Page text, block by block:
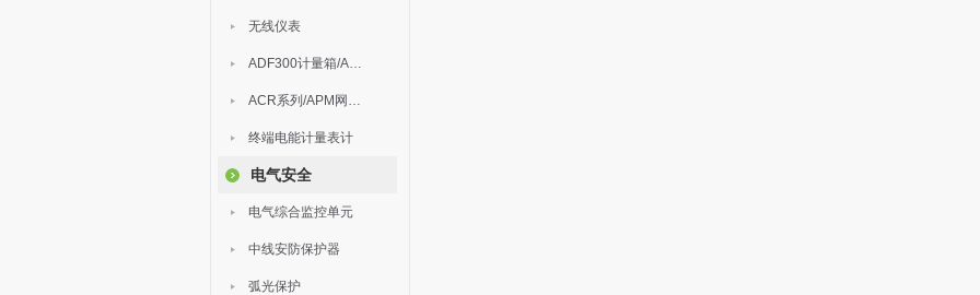
无线仪表
ADF300计量箱/AEW无线计量
ACR系列/APM网络电力仪表
终端电能计量表计
电气安全
电气综合监控单元
中线安防保护器
弧光保护